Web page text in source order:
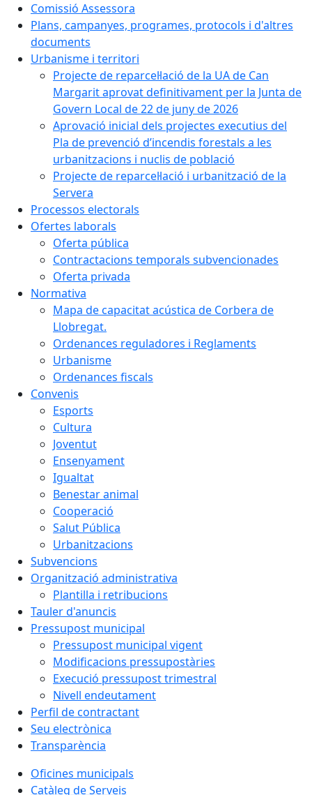
Comissió Assessora
Plans, campanyes, programes, protocols i d'altres
documents
Urbanisme i territori
Projecte de reparcel·lació de la UA de Can
Margarit aprovat definitivament per la Junta de
Govern Local de 22 de juny de 2026
Aprovació inicial dels projectes executius del
Pla de prevenció d’incendis forestals a les
urbanitzacions i nuclis de població
Projecte de reparcel·lació i urbanització de la
Servera
Processos electorals
Ofertes laborals
Oferta pública
Contractacions temporals subvencionades
Oferta privada
Normativa
Mapa de capacitat acústica de Corbera de
Llobregat.
Ordenances reguladores i Reglaments
Urbanisme
Ordenances fiscals
Convenis
Esports
Cultura
Joventut
Ensenyament
Igualtat
Benestar animal
Cooperació
Salut Pública
Urbanitzacions
Subvencions
Organització administrativa
Plantilla i retribucions
Tauler d'anuncis
Pressupost municipal
Pressupost municipal vigent
Modificacions pressupostàries
Execució pressupost trimestral
Nivell endeutament
Perfil de contractant
Seu electrònica
Transparència
Oficines municipals
Catàleg de Serveis